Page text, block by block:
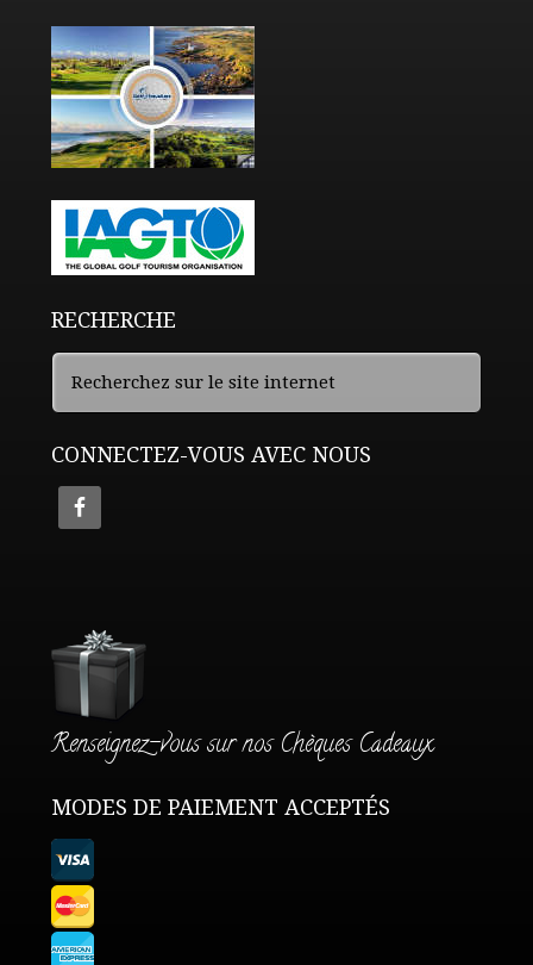
RECHERCHE
CONNECTEZ-VOUS AVEC NOUS
Renseignez-vous sur nos Chèques Cadeaux
MODES DE PAIEMENT ACCEPTÉS